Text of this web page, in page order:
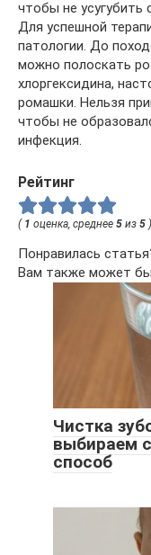
чтобы не усугубить
Для успешной
патологии. До
можно полоскать
хлоргексидина,
ромашки. Нельзя
чтобы не
инфекция.
Рейтинг
( 1 оценка, среднее 5 из 5 )
Понравилась
Вам также может
Чистка
выбираем
способ